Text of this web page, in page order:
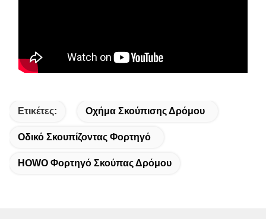
Ετικέτες: Οχήμα Σκούπισης Δρόμου
Οδικό Σκουπίζοντας Φορτηγό
HOWO Φορτηγό Σκούπας Δρόμου